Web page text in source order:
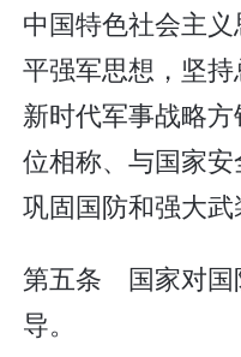
中国特色社会主
平强军思想，坚
新时代军事战略
位相称、与国家
巩固国防和强大武
第五条 国家对国
导。